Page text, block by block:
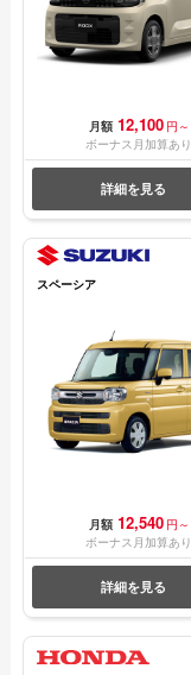
月額 12,100 円～
ボーナス月加算あり
詳細を見る
スペーシア
月額 12,540 円～
ボーナス月加算あり
詳細を見る